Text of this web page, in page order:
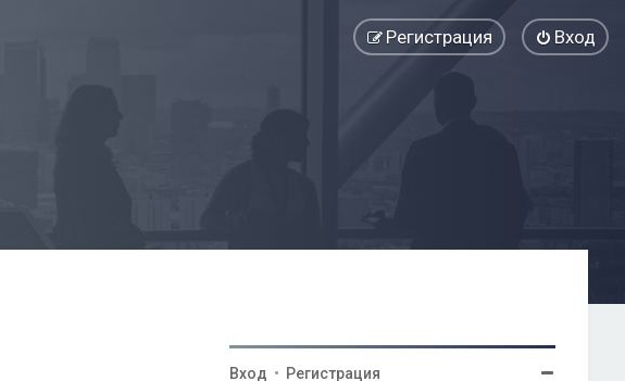
Вход
Регистрация
Вход • Регистрация